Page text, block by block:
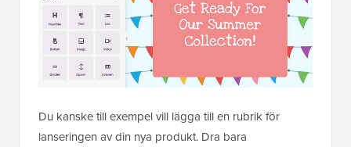
Du kanske till exempel vill lägga till en rubrik för
lanseringen av din nya produkt. Dra bara